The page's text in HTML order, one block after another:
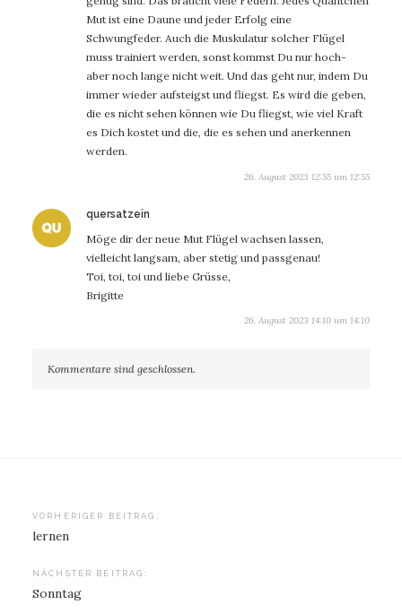
Mut ist eine Daune und jeder Erfolg eine
Schwungfeder. Auch die Muskulatur solcher Flügel
muss trainiert werden, sonst kommst Du nur hoch-
aber noch lange nicht weit. Und das geht nur, indem Du
immer wieder aufsteigst und fliegst. Es wird die geben,
die es nicht sehen können wie Du fliegst, wie viel Kraft
es Dich kostet und die, die es sehen und anerkennen
werden.
26. August 2023 12:55 um 12:55
quersatzein
Möge dir der neue Mut Flügel wachsen lassen,
vielleicht langsam, aber stetig und passgenau!
Toi, toi, toi und liebe Grüsse,
Brigitte
26. August 2023 14:10 um 14:10
Kommentare sind geschlossen.
Beitragsnavigation
VORHERIGER BEITRAG:
lernen
NÄCHSTER BEITRAG:
Sonntag